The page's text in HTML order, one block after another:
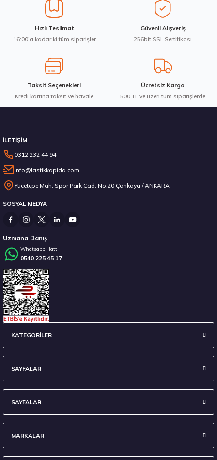
Ürün bilgilerinde hatalar bulunuyor.
Ürün fiyatı diğer sitelerden daha pahalı.
Bu ürüne benzer farklı alternatifler olmalı.
Waterfall 215/50R17 95W XL Unique UHP Yaz 2026
19.167,50 ₺
Stokta 12 Adet
Hızlı Teslimat
16:00’a kadar ki tüm siparişler
Güvenli Alışveriş
256bit SSL Sertifikası
Taksit Seçenekleri
Kredi kartına taksit ve havale
Ücretsiz Kargo
500 TL ve üzeri tüm siparişlerde
İLETİŞİM
0312 232 44 94
info@lastikkapida.com
Yücetepe Mah. Spor Park Cad. No:20 Çankaya / ANKARA
SOSYAL MEDYA
Uzmana Danış
Whatsapp Hattı
0540 225 45 17
KATEGORİLER
SAYFALAR
SAYFALAR
MARKALAR